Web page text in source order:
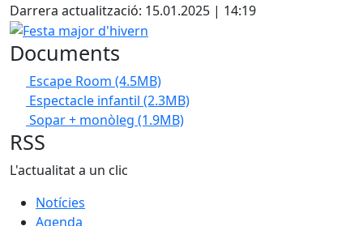
Darrera actualització: 15.01.2025 | 14:19
Festa major d'hivern
Documents
Escape Room (4.5MB)
Espectacle infantil (2.3MB)
Sopar + monòleg (1.9MB)
RSS
L'actualitat a un clic
Notícies
Agenda